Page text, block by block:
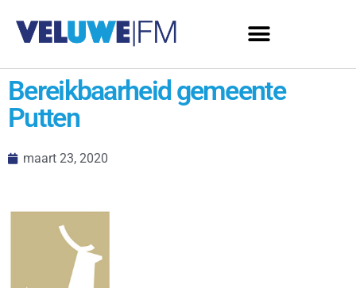
Bereikbaarheid gemeente
Putten
maart 23, 2020